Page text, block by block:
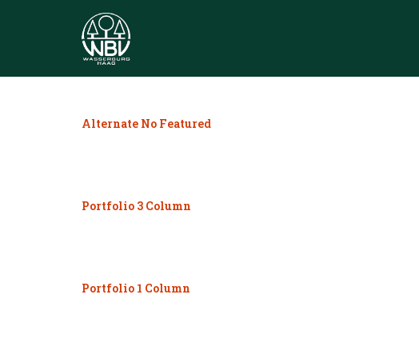
Alternate No Featured
Portfolio 3 Column
Portfolio 1 Column